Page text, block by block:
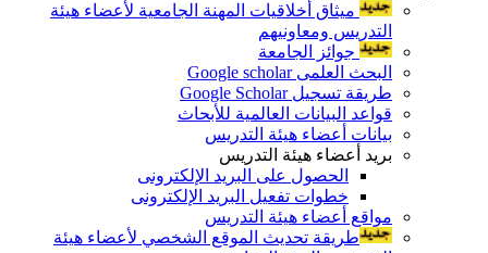
ميثاق أخلاقيات المهنة الجامعية لأعضاء هيئة
التدريس ومعاونيهم
جوائز الجامعة
البحث العلمى Google scholar
طريقة تسجيل Google Scholar
قواعد البيانات العالمية للأبحاث
بيانات أعضاء هيئة التدريس
بريد أعضاء هيئة التدريس
الحصول على البريد الإلكترونى
خطوات تفعيل البريد الإلكترونى
مواقع أعضاء هيئة التدريس
طريقة تحديث الموقع الشخصي لأعضاء هيئة